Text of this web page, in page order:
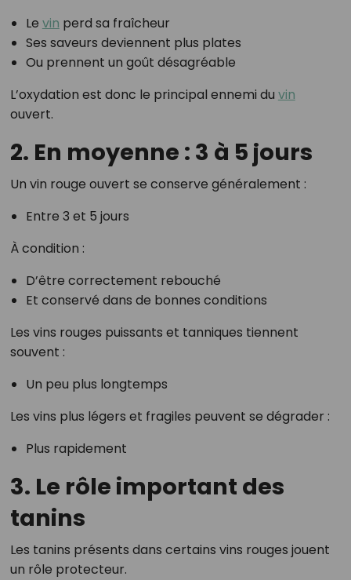
Le vin perd sa fraîcheur
Ses saveurs deviennent plus plates
Ou prennent un goût désagréable
L’oxydation est donc le principal ennemi du vin
ouvert.
2. En moyenne : 3 à 5 jours
Un vin rouge ouvert se conserve généralement :
Entre 3 et 5 jours
À condition :
D’être correctement rebouché
Et conservé dans de bonnes conditions
Les vins rouges puissants et tanniques tiennent
souvent :
Un peu plus longtemps
Les vins plus légers et fragiles peuvent se dégrader :
Plus rapidement
3. Le rôle important des
tanins
Les tanins présents dans certains vins rouges jouent
un rôle protecteur.